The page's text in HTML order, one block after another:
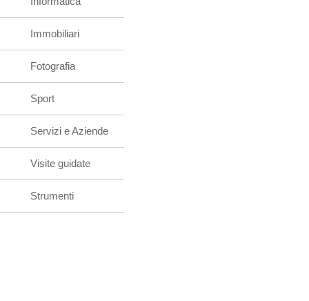
Immobiliari
Fotografia
Sport
Servizi e Aziende
Visite guidate
Strumenti